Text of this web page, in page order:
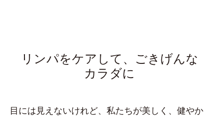
リンパをケアして、ごきげんな
カラダに
目には見えないけれど、私たちが美しく、健やか